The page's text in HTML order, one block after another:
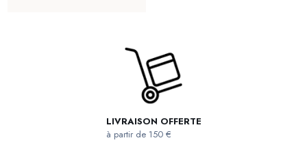
LIVRAISON OFFERTE
à partir de 150 €